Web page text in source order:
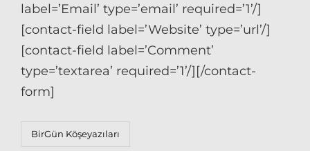
label=’Email’ type=’email’ required=’1’/]
[contact-field label=’Website’ type=’url’/]
[contact-field label=’Comment’
type=’textarea’ required=’1’/][/contact-
form]
Categories
BirGün Köşeyazıları